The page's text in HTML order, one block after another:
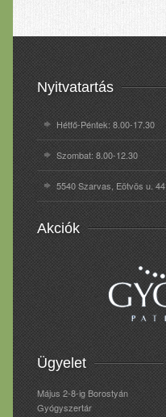
Nyitvatartás
Hétfő-Péntek: 8.00-17.30
Szombat: 8.00-12.30
5540 Szarvas, Eötvös u. 44.
Akciók
Ügyelet
Május 2-8-ig Borostyán
Gyógyszertár